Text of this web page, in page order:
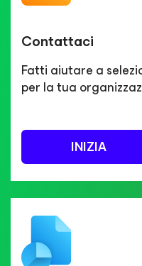
Contattaci
Fatti aiutare a
per la tua
INIZIA